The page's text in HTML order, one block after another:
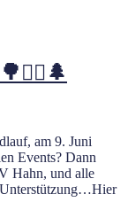
am 9. Juni
Events? Dann
Hahn, und alle